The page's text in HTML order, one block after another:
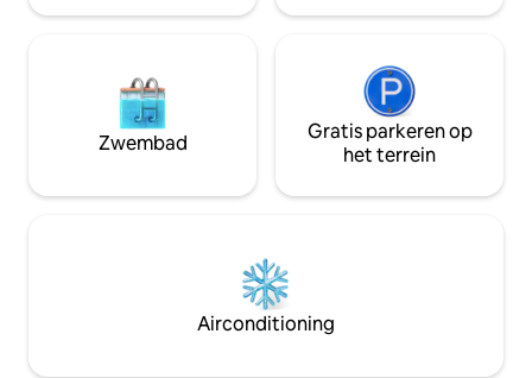
Zwembad
Gratis parkeren op
het terrein
Airconditioning